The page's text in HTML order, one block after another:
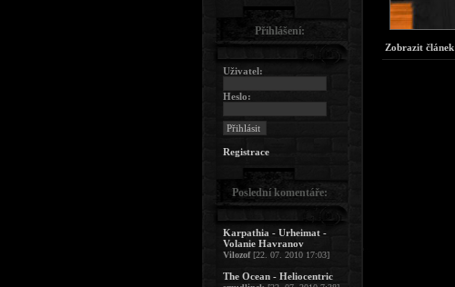
Zobrazit článek
Přihlášení:
Uživatel:
Heslo:
Registrace
Poslední komentáře:
Karpathia - Urheimat -
Volanie Havranov
Vilozof[22. 07. 2010 17:03]
The Ocean - Heliocentric